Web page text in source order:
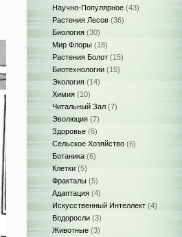
Научно-Популярное (43)
Растения Лесов (36)
Биология (30)
Мир Флоры (18)
Растения Болот (15)
Биотехнологии (15)
Экология (14)
Химия (10)
Читальный Зал (7)
Эволюция (7)
Здоровье (6)
Сельское Хозяйство (6)
Ботаника (6)
Клетки (5)
Фракталы (5)
Адаптация (4)
Искусственный Интеллект (4)
Водоросли (3)
Животные (3)